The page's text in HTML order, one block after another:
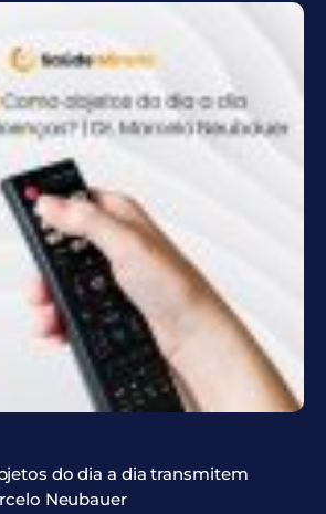
do dia a dia transmitem
Neubauer